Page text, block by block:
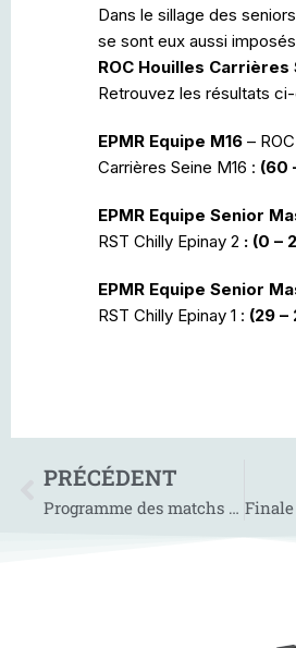
Dans le sillage des
se sont eux aussi
ROC Houilles Carrières
Retrouvez les résultats
EPMR Equipe M16 –
Carrières Seine M16 : (60
EPMR Equipe Senior
RST Chilly Epinay 2 : (0 –
EPMR Equipe Senior
RST Chilly Epinay 1 : (29 –
PRÉCÉDENT
Programme des matchs de février =>